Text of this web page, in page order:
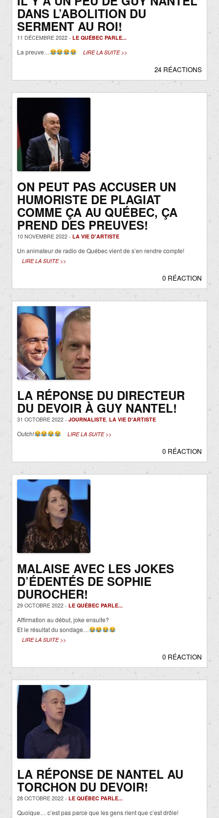
DANS L’ABOLITION DU
SERMENT AU ROI!
11 DÉCEMBRE 2022 - LE QUÉBEC PARLE...
La preuve… LIRE LA SUITE >>
24 RÉACTIONS
ON PEUT PAS ACCUSER UN
HUMORISTE DE PLAGIAT
COMME ÇA AU QUÉBEC, ÇA
PREND DES PREUVES!
10 NOVEMBRE 2022 - LA VIE D'ARTISTE
Un animateur de radio de Québec vient de s’en rendre compte!
LIRE LA SUITE >>
0 RÉACTION
LA RÉPONSE DU DIRECTEUR
DU DEVOIR À GUY NANTEL!
31 OCTOBRE 2022 - JOURNALISTE, LA VIE D'ARTISTE
Outch! LIRE LA SUITE >>
0 RÉACTION
MALAISE AVEC LES JOKES
D’ÉDENTÉS DE SOPHIE
DUROCHER!
29 OCTOBRE 2022 - LE QUÉBEC PARLE...
Affirmation au début, joke ensuite?
Et le résultat du sondage…
LIRE LA SUITE >>
0 RÉACTION
LA RÉPONSE DE NANTEL AU
TORCHON DU DEVOIR!
28 OCTOBRE 2022 - LE QUÉBEC PARLE...
Quoique… c’est pas parce que les gens rient que c’est drôle!